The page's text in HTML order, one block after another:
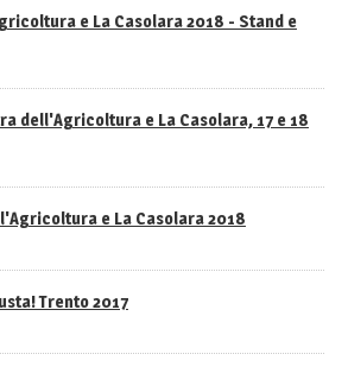
e La Casolara 2018 - Stand e
dell'Agricoltura e La Casolara, 17 e 18
e La Casolara 2018
Trento 2017